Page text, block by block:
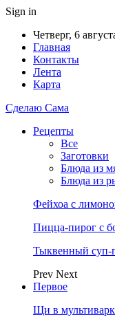
Sign in
Четверг, 6
Главная
Контакты
Лента
Карта
Сделаю Сама
Рецепты
Все
Заготовки
Блюда из
Блюда из
Фейхоа с
Пицца-пирог с
Тыквенный суп-
Prev Next
Первое
Щи в